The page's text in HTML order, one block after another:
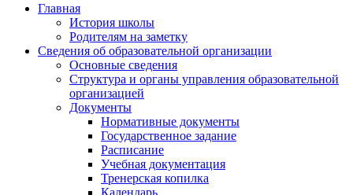
Главная
История школы
Родителям на заметку
Сведения об образовательной организации
Основные сведения
Структура и органы управления образовательной
организацией
Документы
Нормативные документы
Государственное задание
Расписание
Учебная документация
Тренерская копилка
Календарь